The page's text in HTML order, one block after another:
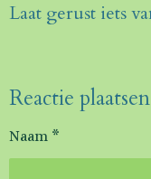
Laat gerust iets
Reactie plaatsen
Naam *